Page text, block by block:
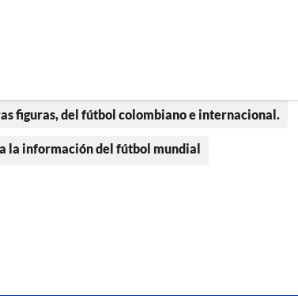
figuras, del fútbol colombiano e internacional.
la información del fútbol mundial